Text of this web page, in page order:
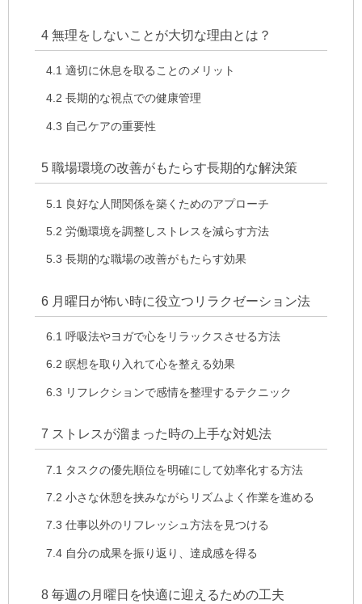
4 無理をしないことが大切な理由とは？
4.1 適切に休息を取ることのメリット
4.2 長期的な視点での健康管理
4.3 自己ケアの重要性
5 職場環境の改善がもたらす長期的な解決策
5.1 良好な人間関係を築くためのアプローチ
5.2 労働環境を調整しストレスを減らす方法
5.3 長期的な職場の改善がもたらす効果
6 月曜日が怖い時に役立つリラクゼーション法
6.1 呼吸法やヨガで心をリラックスさせる方法
6.2 瞑想を取り入れて心を整える効果
6.3 リフレクションで感情を整理するテクニック
7 ストレスが溜まった時の上手な対処法
7.1 タスクの優先順位を明確にして効率化する方法
7.2 小さな休憩を挟みながらリズムよく作業を進める
7.3 仕事以外のリフレッシュ方法を見つける
7.4 自分の成果を振り返り、達成感を得る
8 毎週の月曜日を快適に迎えるための工夫